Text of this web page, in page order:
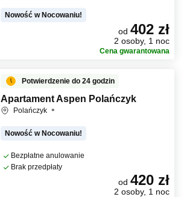
Nowość w Nocowaniu!
od 402 zł
2 osoby, 1 noc
Cena gwarantowana
Potwierdzenie do 24 godzin
Apartament Aspen Polańczyk
Polańczyk
Nowość w Nocowaniu!
Bezpłatne anulowanie
Brak przedpłaty
od 420 zł
2 osoby, 1 noc